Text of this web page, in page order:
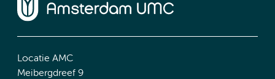
Locatie AMC
Meibergdreef 9